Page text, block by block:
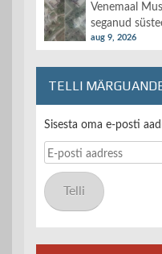
Venemaal
seganud
aug 9, 2026
TELLI
Sisesta oma e-posti
E-
posti
aadress
Telli